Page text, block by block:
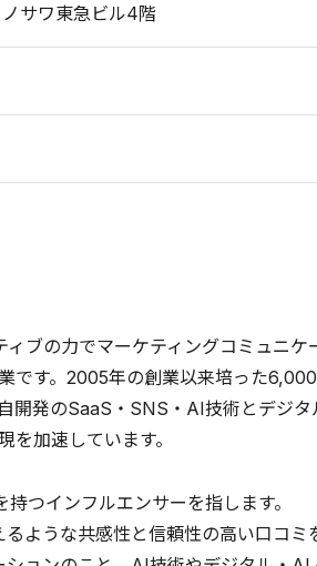
サワ東急ビル4階
ブの力でマーケティングコミュニ
す。2005年の創業以来培った
開発のSaaS・SNS・AI技術とデジ
加速しています。
つインフルエンサーを指します。
うな共感性と信頼性の高い口コミ